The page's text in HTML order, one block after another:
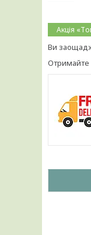
Акція
Ви
Отримайте